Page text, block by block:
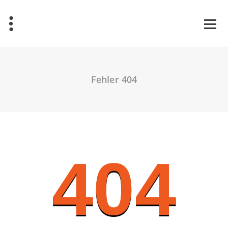
Inhalt
springen
Fehler 404
404